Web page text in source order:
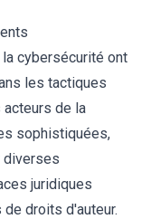
cybersécurité ont
les tactiques
de la
sophistiquées,
diverses
juridiques
droits d'auteur.